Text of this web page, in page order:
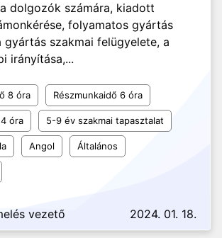
dolgozók számára, kiadott
folyamatos gyártás
gyártás szakmai felügyelete, a
irányítása,...
8 óra Részmunkaidő 6 óra
óra 5-9 év szakmai tapasztalat
Angol Általános
vezető 2024. 01. 18.